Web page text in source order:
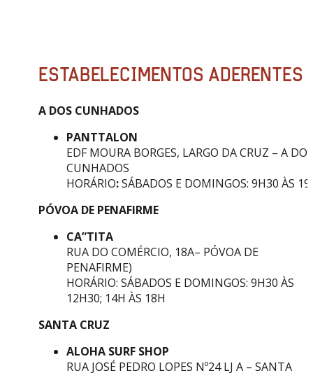
ESTABELECIMENTOS ADERENTES
A DOS CUNHADOS
PANTTALON
EDF MOURA BORGES, LARGO DA CRUZ – A DOS
CUNHADOS
HORÁRIO:SÁBADOS E DOMINGOS: 9H30 ÀS
PÓVOA DE PENAFIRME
CA”TITA
RUA DO COMÉRCIO, 18A– PÓVOA DE
PENAFIRME)
HORÁRIO: SÁBADOS E DOMINGOS: 9H30 ÀS
12H30; 14H ÀS 18H
SANTA CRUZ
ALOHA SURF SHOP
RUA JOSÉ PEDRO LOPES Nº24 LJ A – SANTA